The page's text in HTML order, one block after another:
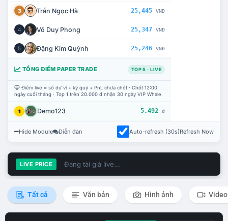
3 Trần Ngọc Hà 25,445 VNĐ
4 Võ Duy Phong 25,347 VNĐ
5 Đặng Kim Quỳnh 25,246 VNĐ
TỔNG ĐIỂM PAPER TRADE TOP 5 · LIVE
Điểm live = số dư ví + ký quỹ + PnL chưa chốt · Chốt 12:00
ngày cuối tháng · Top 1 trên 20.000 đ nhận 30 ngày VIP Whale.
1 Demo123 5.492 đ
Hide Module Diễn đàn Auto-refresh (30s)Refresh Now
LIVE PRICE Đang tải giá live...
Tất cả Văn bản Hình ảnh Video